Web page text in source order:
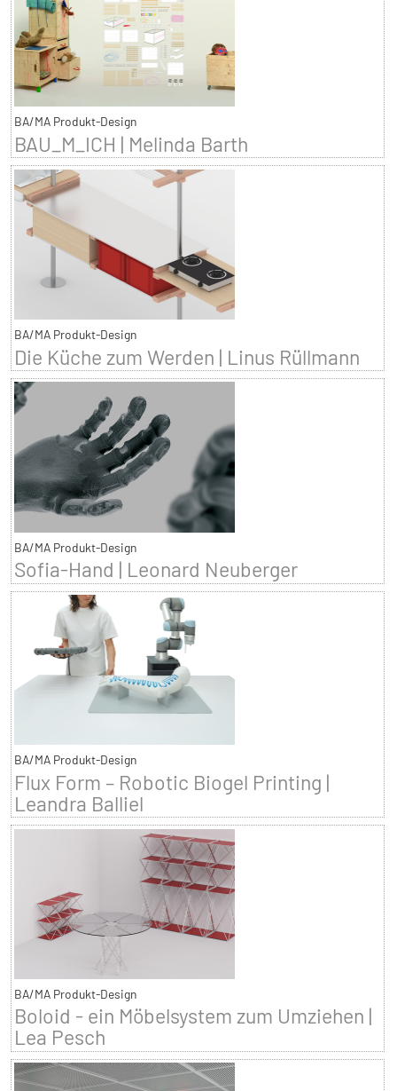
BA/MA Produkt-Design
BAU_M_ICH | Melinda Barth
BA/MA Produkt-Design
Die Küche zum Werden | Linus Rüllmann
BA/MA Produkt-Design
Sofia-Hand | Leonard Neuberger
BA/MA Produkt-Design
Flux Form – Robotic Biogel Printing |
Leandra Balliel
BA/MA Produkt-Design
Boloid - ein Möbelsystem zum Umziehen |
Lea Pesch